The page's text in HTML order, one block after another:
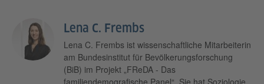
Lena C. Frembs
Lena C. Frembs ist wissenschaftliche Mitarbeiterin
am Bundesinstitut für Bevölkerungsforschung
(BiB) im Projekt „FReDA - Das
familiendemografische Panel“. Sie hat Soziologie